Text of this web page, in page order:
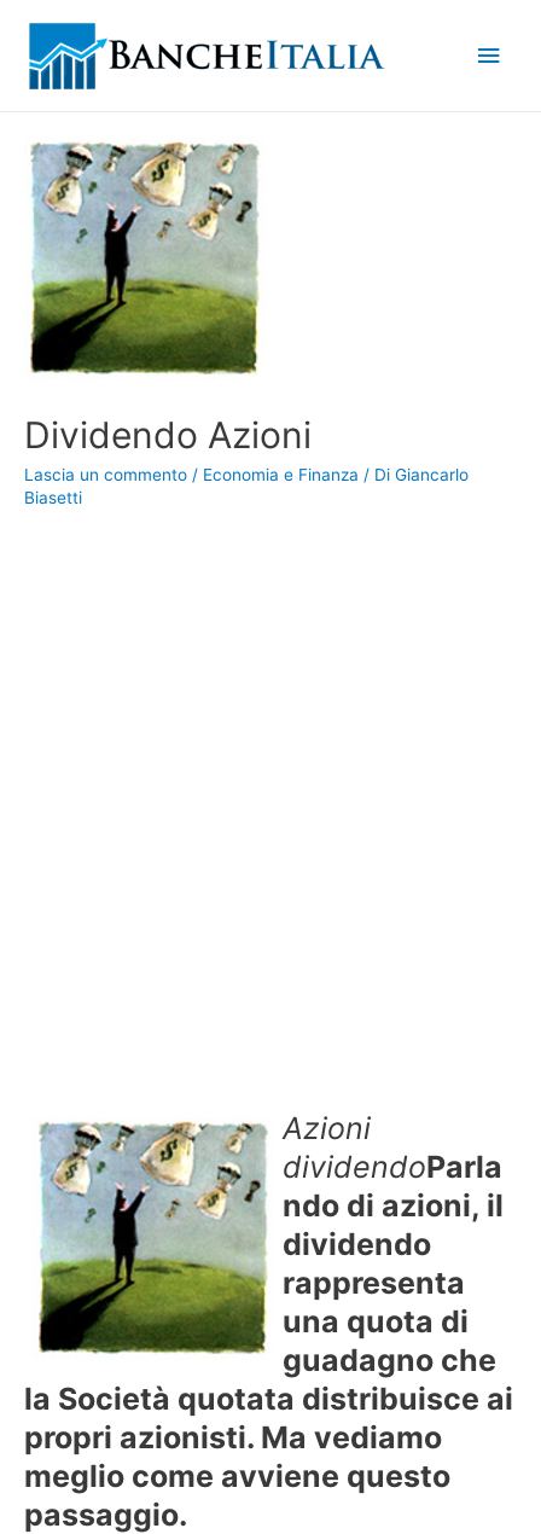
Dividendo Azioni
Lascia un commento / Economia e Finanza / Di Giancarlo
Biasetti
Azioni
dividendoParla
ndo di azioni, il
dividendo
rappresenta
una quota di
guadagno che
la Società quotata distribuisce ai
propri azionisti. Ma vediamo
meglio come avviene questo
passaggio.